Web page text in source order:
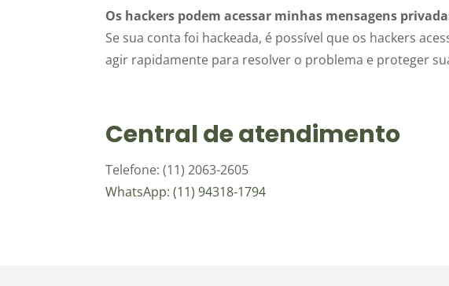
Os hackers podem acessar minhas mensagens
Se sua conta foi hackeada, é possível que os hackers
agir rapidamente para resolver o problema e proteger
Central de atendimento
Telefone: (11) 2063-2605
WhatsApp: (11) 94318-1794